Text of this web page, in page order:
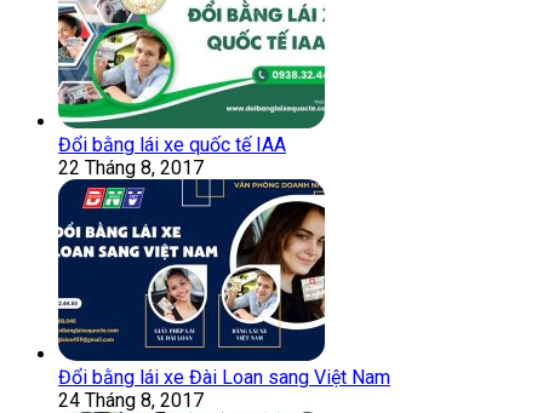
Đổi bằng lái xe quốc tế IAA
22 Tháng 8, 2017
Đổi bằng lái xe Đài Loan sang Việt Nam
24 Tháng 8, 2017